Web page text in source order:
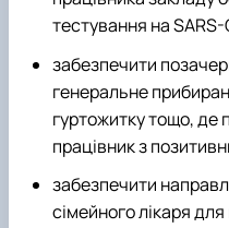
тестування на
забезпечити
генеральне
гуртожитку тощо, де
працівник з
забезпечити
сімейного лікаря